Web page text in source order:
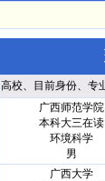
高校、目前身份、专
广西师范学院
本科大三在读
环境科学
男
广西大学